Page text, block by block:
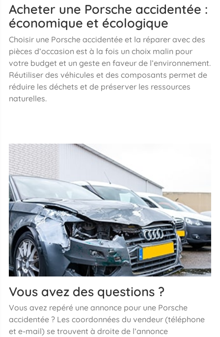
Acheter une Porsche accidentée :
économique et écologique
Choisir une Porsche accidentée et la réparer avec des
pièces d’occasion est à la fois un choix malin pour
votre budget et un geste en faveur de l’environnement.
Réutiliser des véhicules et des composants permet de
réduire les déchets et de préserver les ressources
naturelles.
Vous avez des questions ?
Vous avez repéré une annonce pour une Porsche
accidentée ? Les coordonnées du vendeur (téléphone
et e-mail) se trouvent à droite de l’annonce